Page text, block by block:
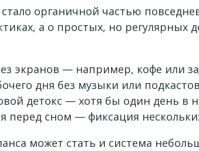
органичной частью
а о простых, но
экранов — например, кофе или
дня без музыки или
детокс — хотя бы один день в
перед сном — фиксация
может стать и система